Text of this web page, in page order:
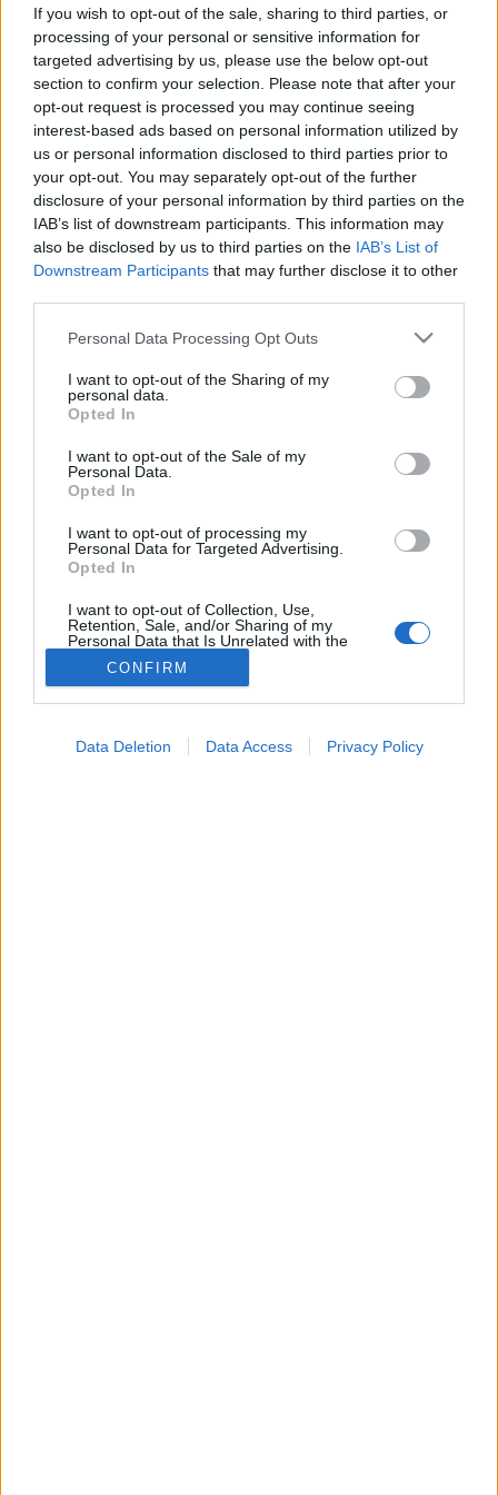
If you wish to opt-out of the sale, sharing to third parties, or
processing of your personal or sensitive information for
targeted advertising by us, please use the below opt-out
section to confirm your selection. Please note that after your
opt-out request is processed you may continue seeing
interest-based ads based on personal information utilized by
us or personal information disclosed to third parties prior to
your opt-out. You may separately opt-out of the further
disclosure of your personal information by third parties on the
IAB’s list of downstream participants. This information may
also be disclosed by us to third parties on the IAB’s List of
Downstream Participants that may further disclose it to other
Please note that this website/app uses one or more Google
not limited to your visit or usage behaviour. You may click to
grant or deny consent to Google and its third-party tags to
use your data for below specified purposes in below Google
consent section.
Personal Data Processing Opt Outs
I want to opt-out of the Sharing of my
personal data.
Opted In
I want to opt-out of the Sale of my
Personal Data.
Opted In
I want to opt-out of processing my
Personal Data for Targeted Advertising.
Opted In
I want to opt-out of Collection, Use,
Retention, Sale, and/or Sharing of my
Personal Data that Is Unrelated with the
Purposes for which it was collected.
Opted Out
CONFIRM
Data Deletion Data Access Privacy Policy
Betegségek
2024. szeptember 18. 07:18